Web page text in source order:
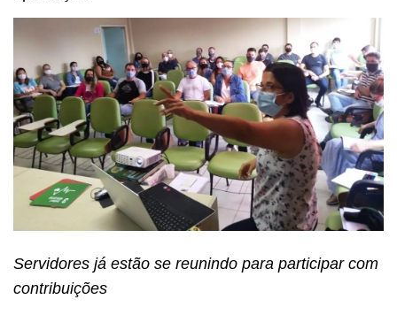
Servidores já estão se reunindo para participar com
contribuições